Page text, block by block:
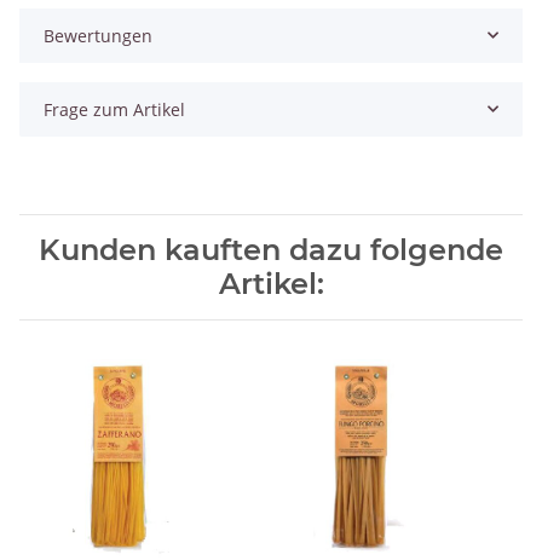
Bewertungen
Frage zum Artikel
Kunden kauften dazu folgende
Artikel: